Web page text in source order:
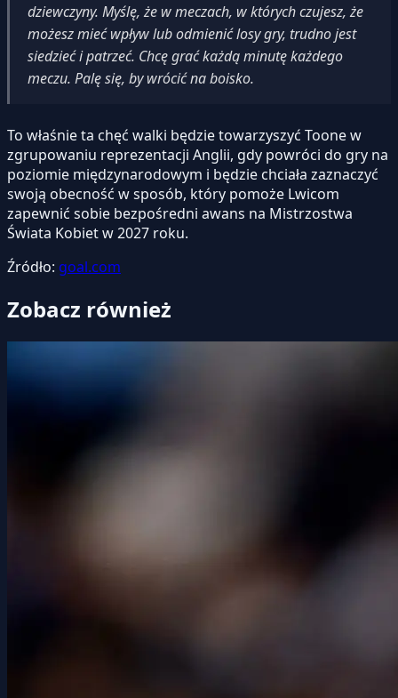
dziewczyny. Myślę, że w meczach, w których czujesz, że
możesz mieć wpływ lub odmienić losy gry, trudno jest
siedzieć i patrzeć. Chcę grać każdą minutę każdego
meczu. Palę się, by wrócić na boisko.
To właśnie ta chęć walki będzie towarzyszyć Toone w
zgrupowaniu reprezentacji Anglii, gdy powróci do gry na
poziomie międzynarodowym i będzie chciała zaznaczyć
swoją obecność w sposób, który pomoże Lwicom
zapewnić sobie bezpośredni awans na Mistrzostwa
Świata Kobiet w 2027 roku.
Źródło: goal.com
Zobacz również